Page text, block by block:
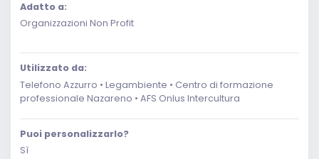
Adatto a:
Organizzazioni Non Profit
Utilizzato da:
Telefono Azzurro • Legambiente • Centro di formazione
professionale Nazareno • AFS Onlus Intercultura
Puoi personalizzarlo?
Sì